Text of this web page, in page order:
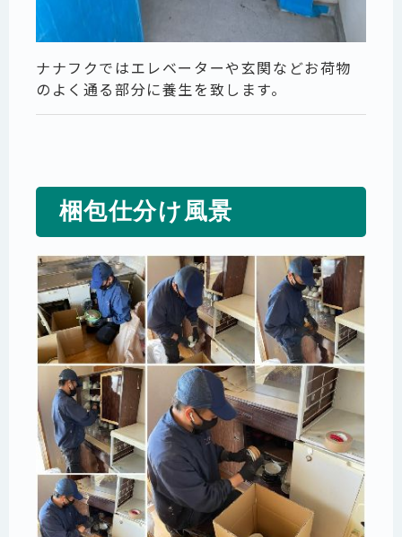
ナナフクではエレベーターや玄関などお荷物
のよく通る部分に養生を致します。
梱包仕分け風景